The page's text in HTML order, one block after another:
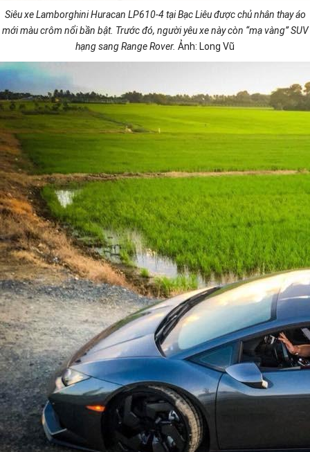
Siêu xe Lamborghini Huracan LP610-4 tại Bạc Liêu được chủ nhân thay áo
mới màu crôm nổi bần bật. Trước đó, người yêu xe này còn “mạ vàng” SUV
hạng sang Range Rover. Ảnh: Long Vũ